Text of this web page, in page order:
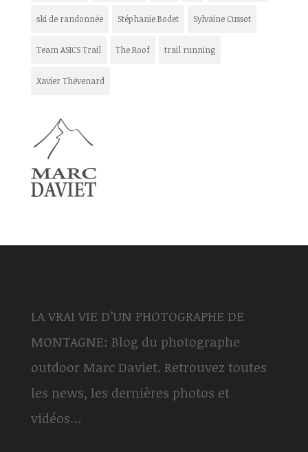
ski de randonnée Stéphanie Bodet Sylvaine Cussot
Team ASICS Trail The Roof trail running
Xavier Thévenard
LA VRAI VIE D’UN PHOTOGRAPHE DE
MONTAGNE: Blog du photographe
outdoor Marc Daviet. Retrouvez toutes
les news, les dernières photos et
vidéos…